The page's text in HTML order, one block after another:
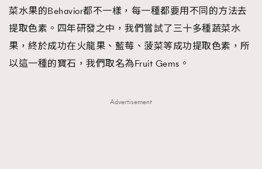
菜水果的Behavior都不一樣，每一種都要用不同的方法去
提取色素。四年研發之中，我們嘗試了三十多種蔬菜水
果，終於成功在火龍果、藍莓、菠菜等成功提取色素，所
以這一種的寶石，我們取名為Fruit Gems。
Advertisement